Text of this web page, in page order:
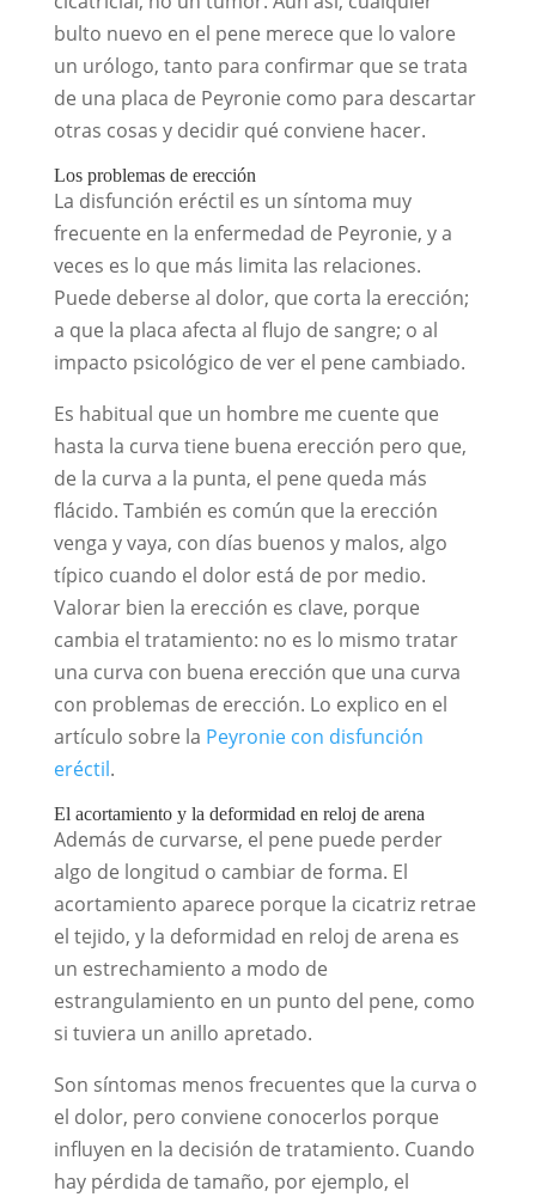
bulto nuevo en el pene merece que lo valore
un urólogo, tanto para confirmar que se trata
de una placa de Peyronie como para descartar
otras cosas y decidir qué conviene hacer.
Los problemas de erección
La disfunción eréctil es un síntoma muy
frecuente en la enfermedad de Peyronie, y a
veces es lo que más limita las relaciones.
Puede deberse al dolor, que corta la erección;
a que la placa afecta al flujo de sangre; o al
impacto psicológico de ver el pene cambiado.
Es habitual que un hombre me cuente que
hasta la curva tiene buena erección pero que,
de la curva a la punta, el pene queda más
flácido. También es común que la erección
venga y vaya, con días buenos y malos, algo
típico cuando el dolor está de por medio.
Valorar bien la erección es clave, porque
cambia el tratamiento: no es lo mismo tratar
una curva con buena erección que una curva
con problemas de erección. Lo explico en el
artículo sobre la Peyronie con disfunción
eréctil.
El acortamiento y la deformidad en reloj de arena
Además de curvarse, el pene puede perder
algo de longitud o cambiar de forma. El
acortamiento aparece porque la cicatriz retrae
el tejido, y la deformidad en reloj de arena es
un estrechamiento a modo de
estrangulamiento en un punto del pene, como
si tuviera un anillo apretado.
Son síntomas menos frecuentes que la curva o
el dolor, pero conviene conocerlos porque
influyen en la decisión de tratamiento. Cuando
hay pérdida de tamaño, por ejemplo, el